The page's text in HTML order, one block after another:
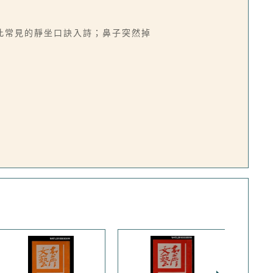
見的靜坐口訣入詩；鼻子突然掉